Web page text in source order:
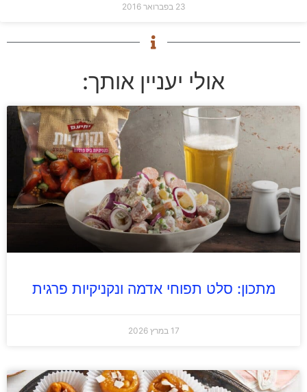
23 בפברואר 2016
אולי יעניין אותך:
מתכון: סלט תפוחי אדמה ונקניקיות פרגית
17 במרץ 2026